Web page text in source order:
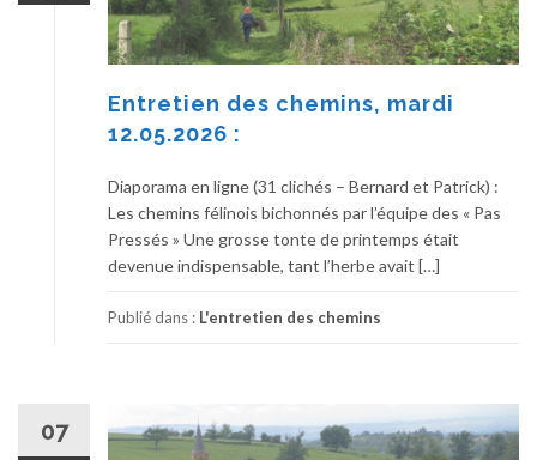
Entretien des chemins, mardi
12.05.2026 :
Diaporama en ligne (31 clichés – Bernard et Patrick) :
Les chemins félinois bichonnés par l’équipe des « Pas
Pressés » Une grosse tonte de printemps était
devenue indispensable, tant l’herbe avait […]
Publié dans : L'entretien des chemins
07